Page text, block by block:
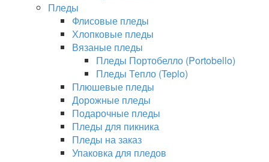
Пледы
Флисовые пледы
Хлопковые пледы
Вязаные пледы
Пледы Портобелло (Portobello)
Пледы Тепло (Teplo)
Плюшевые пледы
Дорожные пледы
Подарочные пледы
Пледы для пикника
Пледы на заказ
Упаковка для пледов